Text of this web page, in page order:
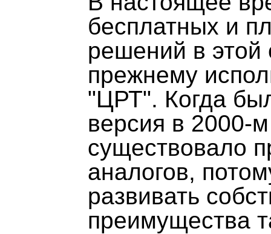
бесплатных и
решений в
прежнему
"ЦРТ". Когда
версия в 2000-
существовало
аналогов,
развивать
преимущества